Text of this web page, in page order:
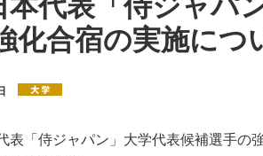
化合宿の実施につ
「侍ジャパン」大学代表候補選手の